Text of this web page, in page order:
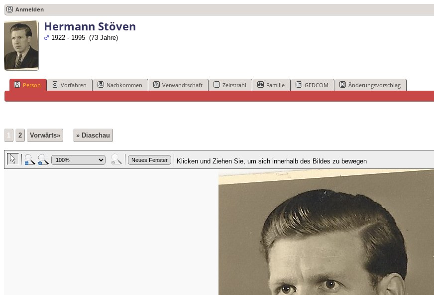
Anmelden
Hermann Stöven
1922 - 1995 (73 Jahre)
Person Vorfahren Nachkommen Verwandtschaft Zeitstrahl Familie GEDCOM Änderungsvorschlag
1 2 Vorwärts» » Diaschau